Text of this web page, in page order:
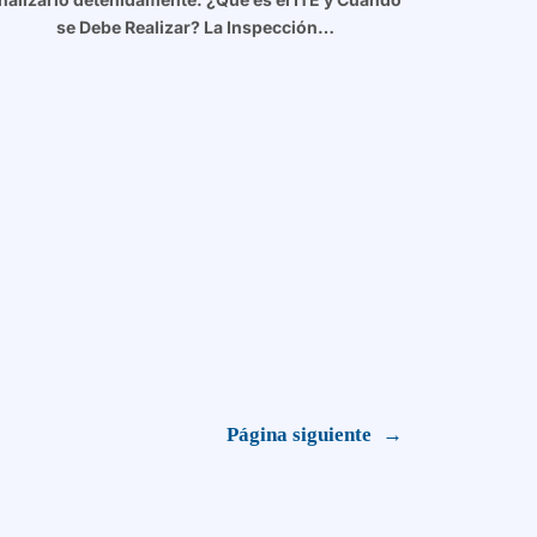
se Debe Realizar? La Inspección…
Página siguiente →